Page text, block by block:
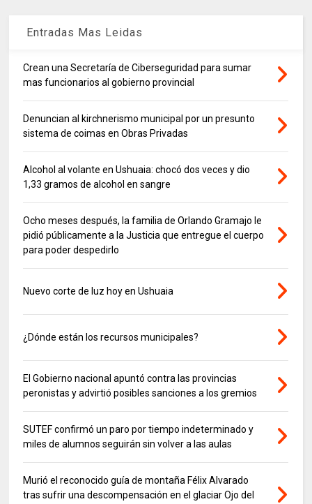
Entradas Mas Leidas
Crean una Secretaría de Ciberseguridad para sumar
mas funcionarios al gobierno provincial
Denuncian al kirchnerismo municipal por un presunto
sistema de coimas en Obras Privadas
Alcohol al volante en Ushuaia: chocó dos veces y dio
1,33 gramos de alcohol en sangre
Ocho meses después, la familia de Orlando Gramajo le
pidió públicamente a la Justicia que entregue el cuerpo
para poder despedirlo
Nuevo corte de luz hoy en Ushuaia
¿Dónde están los recursos municipales?
El Gobierno nacional apuntó contra las provincias
peronistas y advirtió posibles sanciones a los gremios
SUTEF confirmó un paro por tiempo indeterminado y
miles de alumnos seguirán sin volver a las aulas
Murió el reconocido guía de montaña Félix Alvarado
tras sufrir una descompensación en el glaciar Ojo del